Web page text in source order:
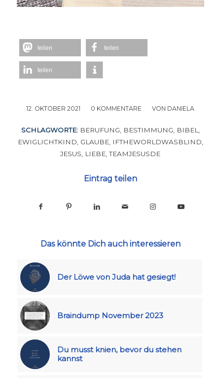
teilen teilen
teilen
12. OKTOBER 2021
/ 0 KOMMENTARE
/ VON DANIELA
SCHLAGWORTE: BERUFUNG BESTIMMUNG BIBEL
EWIGLICHTKIND GLAUBE, IFTHEWORLDWASBLIND
JESUS
LIEBE ,TEAMJESUSDE
Eintrag teilen
Das könnte Dich auch interessieren
Der Löwe von Juda hat gesiegt!
Braindump November 2023
Du musst knien, bevor du stehen
kannst